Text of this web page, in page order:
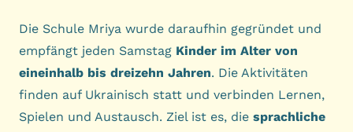
Die Schule Mriya wurde daraufhin gegründet und
empfängt jeden Samstag Kinder im Alter von
eineinhalb bis dreizehn Jahren. Die Aktivitäten
finden auf Ukrainisch statt und verbinden Lernen,
Spielen und Austausch. Ziel ist es, die sprachliche